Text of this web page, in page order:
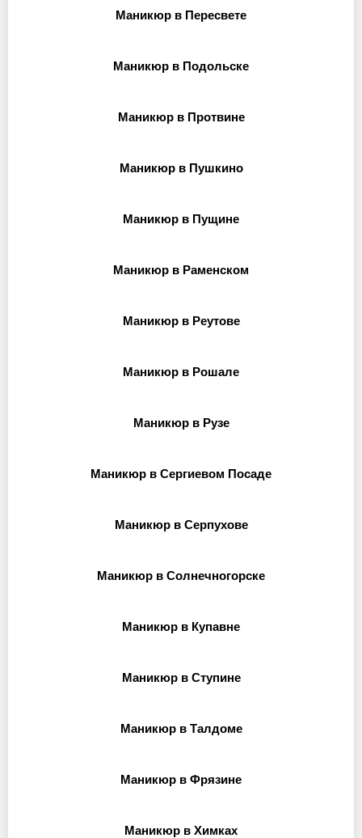
Маникюр в Пересвете
Маникюр в Подольске
Маникюр в Протвине
Маникюр в Пушкино
Маникюр в Пущине
Маникюр в Раменском
Маникюр в Реутове
Маникюр в Рошале
Маникюр в Рузе
Маникюр в Сергиевом Посаде
Маникюр в Серпухове
Маникюр в Солнечногорске
Маникюр в Купавне
Маникюр в Ступине
Маникюр в Талдоме
Маникюр в Фрязине
Маникюр в Химках